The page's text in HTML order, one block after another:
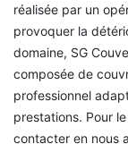
réalisée par un
provoquer la
domaine, SG
composée de
professionnel
prestations. Pour
contacter en nous